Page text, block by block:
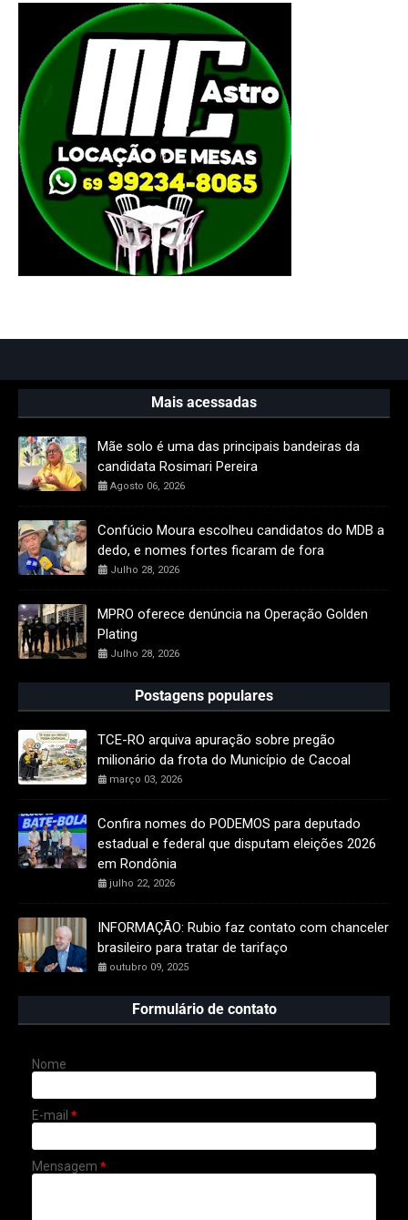
Mais acessadas
Mãe solo é uma das principais bandeiras da
candidata Rosimari Pereira
Agosto 06, 2026
Confúcio Moura escolheu candidatos do MDB a
dedo, e nomes fortes ficaram de fora
Julho 28, 2026
MPRO oferece denúncia na Operação Golden
Plating
Julho 28, 2026
Postagens populares
TCE-RO arquiva apuração sobre pregão
milionário da frota do Município de Cacoal
março 03, 2026
Confira nomes do PODEMOS para deputado
estadual e federal que disputam eleições 2026
em Rondônia
julho 22, 2026
INFORMAÇÃO: Rubio faz contato com chanceler
brasileiro para tratar de tarifaço
outubro 09, 2025
Formulário de contato
Nome
E-mail *
Mensagem *